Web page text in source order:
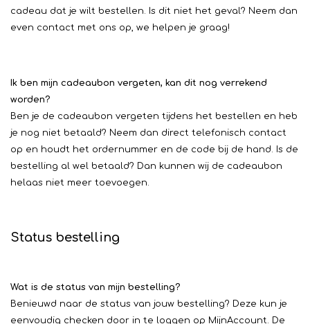
cadeau dat je wilt bestellen. Is dit niet het geval? Neem dan
even contact met ons op, we helpen je graag!
Ik ben mijn cadeaubon vergeten, kan dit nog verrekend
worden?
Ben je de cadeaubon vergeten tijdens het bestellen en heb
je nog niet betaald? Neem dan direct telefonisch contact
op en houdt het ordernummer en de code bij de hand. Is de
bestelling al wel betaald? Dan kunnen wij de cadeaubon
helaas niet meer toevoegen.
Status bestelling
Wat is de status van mijn bestelling?
Benieuwd naar de status van jouw bestelling? Deze kun je
eenvoudig checken door in te loggen op MijnAccount. De